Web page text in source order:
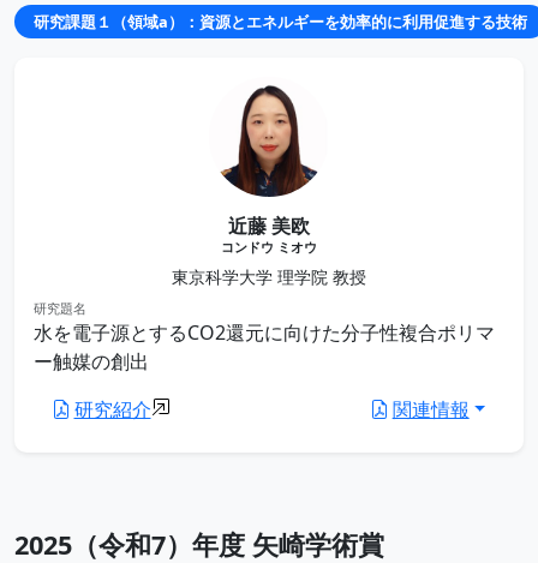
研究課題１（領域a）：資源とエネルギーを効率的に利用促進する技術
近藤 美欧
コンドウ ミオウ
東京科学大学 理学院 教授
研究題名
水を電子源とするCO2還元に向けた分子性複合ポリマ
ー触媒の創出
研究紹介
関連情報
2025（令和7）年度 矢崎学術賞